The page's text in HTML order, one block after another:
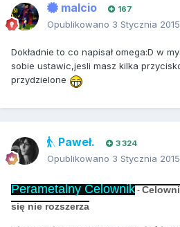
malcio 167
Opublikowano 3 Stycznia 2015
Dokładnie to co napisał omega:D w
sobie ustawic,jesli masz kilka
przydzielone
Paweł. 3 324
Opublikowano 3 Stycznia 2015
Perametalny Celownik -
się nie rozszerza